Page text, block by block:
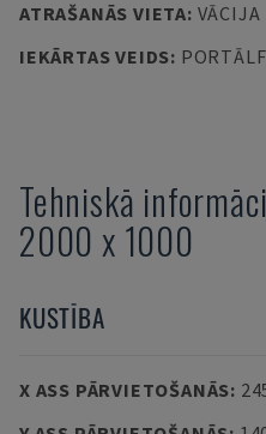
ATRAŠANĀS VIETA: VĀCIJA
IEKĀRTAS VEIDS:
Tehniskā
2000 x 1000
KUSTĪBA
X ASS PĀRVIETOŠANĀS: